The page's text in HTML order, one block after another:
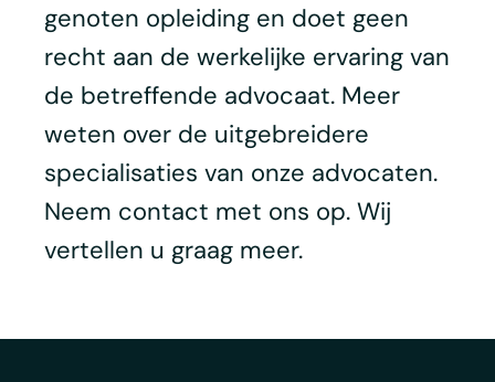
genoten opleiding en doet geen
recht aan de werkelijke ervaring van
de betreffende advocaat. Meer
weten over de uitgebreidere
specialisaties van onze advocaten.
Neem contact met ons op. Wij
vertellen u graag meer.